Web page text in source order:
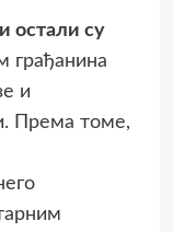
остали су
грађанина
и
Према томе,